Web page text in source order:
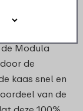
kan
Modula
de
kaas snel en
van de